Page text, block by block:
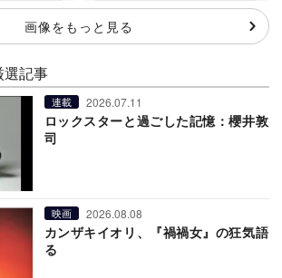
画像をもっと見る
選記事
連載 2026.07.11
ロックスターと過ごした記憶：櫻井敦
司
映画 2026.08.08
カンザキイオリ、『禍禍女』の狂気語
る